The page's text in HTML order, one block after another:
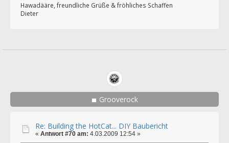
Hawadääre, freundliche Grüße & fröhliches Schaffen
Dieter
Grooverock
Re: Building the HotCat... DIY Baubericht
« Antwort #70 am: 4.03.2009 12:54 »